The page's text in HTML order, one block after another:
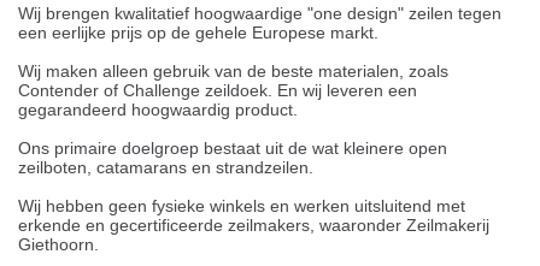
Wij brengen kwalitatief hoogwaardige "one design" zeilen tegen
een eerlijke prijs op de gehele Europese markt.
Wij maken alleen gebruik van de beste materialen, zoals
Contender of Challenge zeildoek. En wij leveren een
gegarandeerd hoogwaardig product.
Ons primaire doelgroep bestaat uit de wat kleinere open
zeilboten, catamarans en strandzeilen.
Wij hebben geen fysieke winkels en werken uitsluitend met
erkende en gecertificeerde zeilmakers, waaronder Zeilmakerij
Giethoorn.